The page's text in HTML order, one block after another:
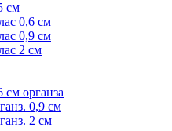
см
0,6 см
0,9 см
2 см
см органза
0,9 см
2 см